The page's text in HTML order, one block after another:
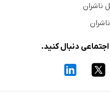
ناشران
دنبال کنید.